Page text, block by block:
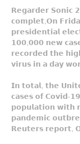
𝗥𝗲𝗴𝗮𝗿𝗱𝗲𝗿 𝗦𝗼𝗻𝗶𝗰
𝗰𝗼𝗺𝗽𝗹𝗲𝘁,𝗢𝗻
𝗽𝗿𝗲𝘀𝗶𝗱𝗲𝗻𝘁𝗶𝗮𝗹
𝟭𝟬𝟬,𝟬𝟬𝟬 𝗻𝗲𝘄
𝗿𝗲𝗰𝗼𝗿𝗱𝗲𝗱 𝘁𝗵𝗲
𝘃𝗶𝗿𝘂𝘀 𝗶𝗻 𝗮 𝗱𝗮𝘆
𝗜𝗻 𝘁𝗼𝘁𝗮𝗹, 𝘁𝗵𝗲
𝗰𝗮𝘀𝗲𝘀 𝗼𝗳 𝗖𝗼𝘃𝗶𝗱-
𝗽𝗼𝗽𝘂𝗹𝗮𝘁𝗶𝗼𝗻 𝘄𝗶𝘁𝗵
𝗽𝗮𝗻𝗱𝗲𝗺𝗶𝗰
𝗥𝗲𝘂𝘁𝗲𝗿𝘀 𝗿𝗲𝗽𝗼𝗿𝘁,